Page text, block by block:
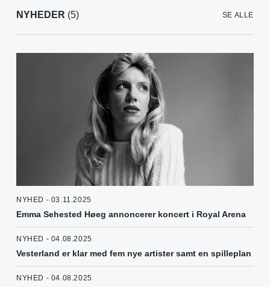
NYHEDER (5) SE ALLE
NYHED - 03.11.2025
Emma Sehested Høeg annoncerer koncert i Royal Arena
NYHED - 04.08.2025
Vesterland er klar med fem nye artister samt en spilleplan
NYHED - 04.08.2025